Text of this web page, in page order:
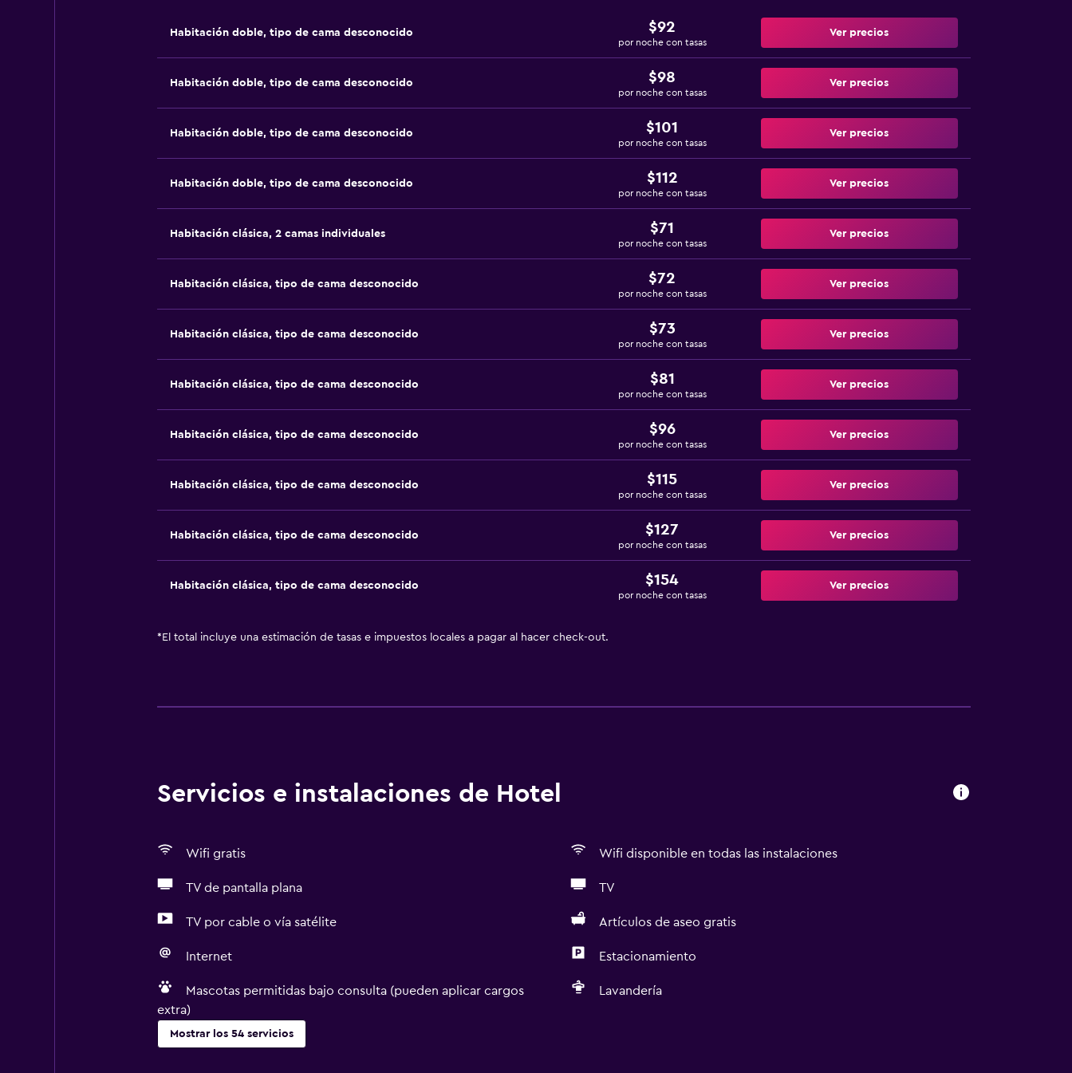
Habitación doble, tipo de cama desconocido $92
por noche con tasas
Ver precios
Habitación doble, tipo de cama desconocido $98
por noche con tasas
Ver precios
Habitación doble, tipo de cama desconocido $101
por noche con tasas
Ver precios
Habitación doble, tipo de cama desconocido $112
por noche con tasas
Ver precios
Habitación clásica, 2 camas individuales $71
por noche con tasas
Ver precios
Habitación clásica, tipo de cama desconocido $72
por noche con tasas
Ver precios
Habitación clásica, tipo de cama desconocido $73
por noche con tasas
Ver precios
Habitación clásica, tipo de cama desconocido $81
por noche con tasas
Ver precios
Habitación clásica, tipo de cama desconocido $96
por noche con tasas
Ver precios
Habitación clásica, tipo de cama desconocido $115
por noche con tasas
Ver precios
Habitación clásica, tipo de cama desconocido $127
por noche con tasas
Ver precios
Habitación clásica, tipo de cama desconocido $154
por noche con tasas
Ver precios
* El total incluye una estimación de tasas e impuestos locales a pagar al hacer check-out.
Servicios e instalaciones de Hotel
Wifi gratis Wifi disponible en todas las instalaciones
TV de pantalla plana TV
TV por cable o vía satélite Artículos de aseo gratis
Internet Estacionamiento
Mascotas permitidas bajo consulta (pueden aplicar cargos
extra)
Lavandería
Mostrar los 54 servicios